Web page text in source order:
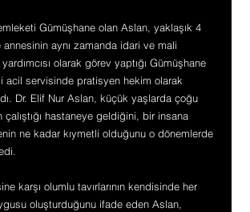
Gümüşhane olan Aslan, yaklaşık 4
aynı zamanda idari ve mali
olarak görev yaptığı Gümüşhane
acil servisinde pratisyen hekim olarak
Dr. Elif Nur Aslan, küçük yaşlarda çoğu
çalıştığı hastaneye geldiğini, bir insana
ne kadar kıymetli olduğunu o dönemlerde
karşı olumlu tavırlarının kendisinde her
oluşturduğunu ifade eden Aslan,